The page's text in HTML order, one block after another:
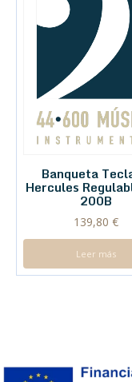
Banqueta
Hercules
200B
139,80 €
Leer más